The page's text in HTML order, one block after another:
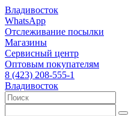
Владивосток
WhatsApp
Отслеживание посылки
Магазины
Сервисный центр
Оптовым покупателям
8 (423) 208-555-1
Владивосток